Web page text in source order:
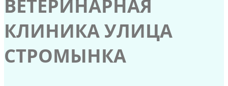
ВЕТЕРИНАРНАЯ
КЛИНИКА УЛИЦА
СТРОМЫНКА